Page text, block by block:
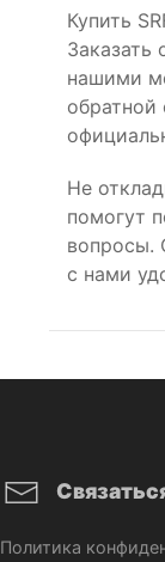
Купить
Заказать
нашими
обратной
Не
помогут
вопросы.
с нами
Политика